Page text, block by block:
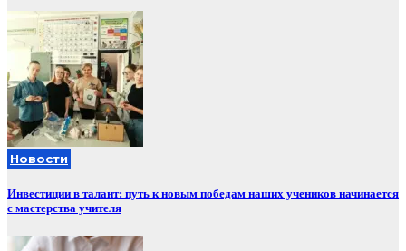
Новости
Инвестиции в талант: путь к новым победам наших учеников начинается
с мастерства учителя